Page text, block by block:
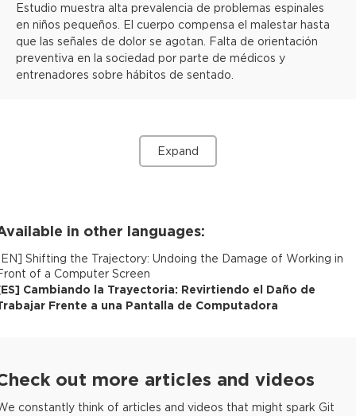
Estudio muestra alta prevalencia de problemas espinales
en niños pequeños. El cuerpo compensa el malestar hasta
que las señales de dolor se agotan. Falta de orientación
preventiva en la sociedad por parte de médicos y
entrenadores sobre hábitos de sentado.
Expand
in other languages:
EN] Shifting the Trajectory: Undoing the Damage of Working in
of a Computer Screen
ES] Cambiando la Trayectoria: Revirtiendo el Daño de
Frente a una Pantalla de Computadora
out more articles and videos
constantly think of articles and videos that might spark Git